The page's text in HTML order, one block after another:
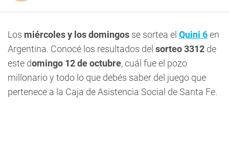
Los miércoles y los domingos se sortea el Quini 6en
Argentina. Conocé los resultados del sorteo 3312 de
este domingo 12 de octubre, cuál fue el pozo
millonario y todo lo que debés saber del juego que
pertenece a la Caja de Asistencia Social de Santa Fe.